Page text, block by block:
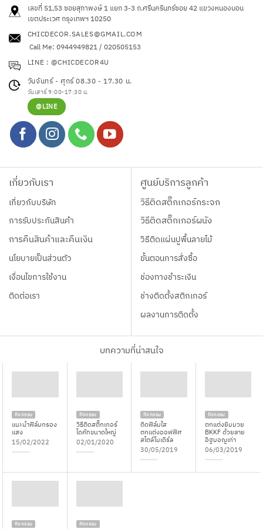
เลขที่ 51,53 ซอยสุภาพงษ์ 1 แยก 3-3 ถ.ศรีนครินทร์ซอย 42แขวงหนองบอน
เขตประเวศ กรุงเทพฯ 10250
CHICDECOR.SALES@GMAIL.COM
Call Me: 0944949821 / 020505153
LINE : @CHICDECOR4U
วันจันทร์ - ศุกร์ 08.30 - 17.30 น.
วันเสาร์ 9:00-17:30 น.
@LINE
เกี่ยวกับเรา
เกี่ยวกับบริษัท
การรับประกันสินค้า
การคืนสินค้าและคืนเงิน
นโยบายเป็นส่วนตัว
เงื่อนไขการใช้งาน
ติดต่อเรา
ศูนย์บริการลูกค้า
วิธีติดสติ๊กเกอร์กระจก
วิธีติดสติ๊กเกอร์ผนัง
วิธีติดแผ่นปูพื้นลายไม้
ขั้นตอนการสั่งซื้อ
ช่องทางชำระเงิน
ช่างติดตั้งสติกเกอร์
ผลงานการติดตั้ง
บทความที่น่าสนใจ
กิจกรรม
แนะนำฟิล์มกรอง
แสง
15/02/2022
กิจกรรม
วิธีติดสติ๊กเกอร์
ไดคัทขนาดใหญ่
02/01/2020
กิจกรรม
ติดฟิล์มใส
ตกแต่งออฟฟิศ
สไตล์โมเดิร์ล
30/05/2019
กิจกรรม
ตกแต่งยิมมวย
BKKF ด้วยลาย
อิฐมอญเก่า
06/03/2019
กิจกรรม กิจกรรม